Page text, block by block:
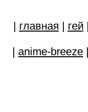
| главная | гей |
| anime-breeze |